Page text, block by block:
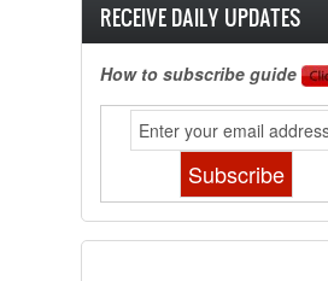
RECEIVE DAILY UPDATES
How to subscribe guide